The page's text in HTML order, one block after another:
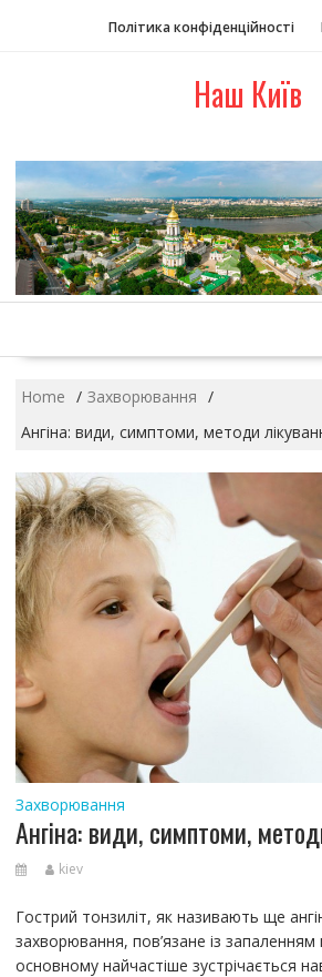
t
Політика конфіденційності
Наш Київ
Home
Захворювання
Ангіна: види, симптоми, методи
Захворювання
Ангіна: види, симптоми,
kiev
Гострий тонзиліт, як називають ще
захворювання, пов’язане із запаленням
основному найчастіше зустрічається